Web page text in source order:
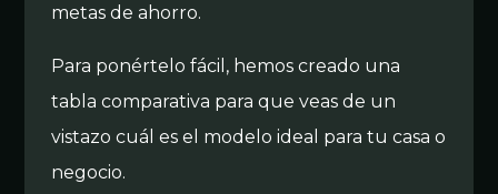
metas de ahorro.
Para ponértelo fácil, hemos creado una
tabla comparativa para que veas de un
vistazo cuál es el modelo ideal para tu casa o
negocio.